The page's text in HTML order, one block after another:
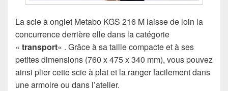
La scie à onglet Metabo KGS 216 M laisse de loin la
concurrence derrière elle dans la catégorie
« transport« . Grâce à sa taille compacte et à ses
petites dimensions (760 x 475 x 340 mm), vous pouvez
ainsi plier cette scie à plat et la ranger facilement dans
une armoire ou dans l’atelier.